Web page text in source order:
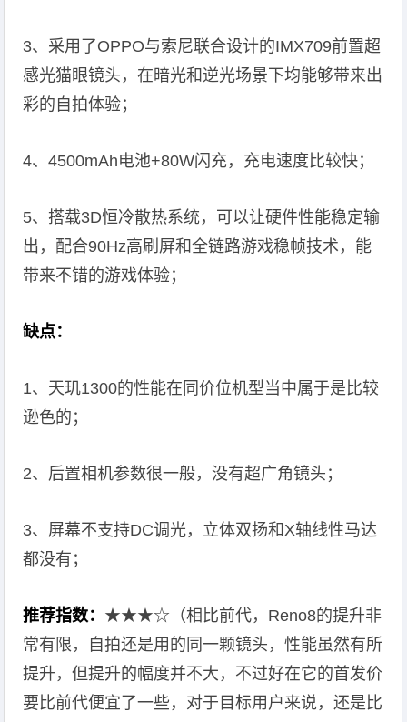
3、采用了OPPO与索尼联合设计的IMX709前置超
感光猫眼镜头，在暗光和逆光场景下均能够带来出
彩的自拍体验；
4、4500mAh电池+80W闪充，充电速度比较快；
5、搭载3D恒冷散热系统，可以让硬件性能稳定输
出，配合90Hz高刷屏和全链路游戏稳帧技术，能
带来不错的游戏体验；
缺点：
1、天玑1300的性能在同价位机型当中属于是比较
逊色的；
2、后置相机参数很一般，没有超广角镜头；
3、屏幕不支持DC调光，立体双扬和X轴线性马达
都没有；
推荐指数： ★★★☆（相比前代，Reno8的提升非
常有限，自拍还是用的同一颗镜头，性能虽然有所
提升，但提升的幅度并不大，不过好在它的首发价
要比前代便宜了一些，对于目标用户来说，还是比